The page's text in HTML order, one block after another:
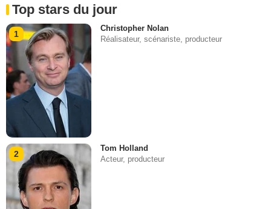
Top stars du jour
1
Christopher Nolan
Réalisateur, scénariste, producteur
2
Tom Holland
Acteur, producteur